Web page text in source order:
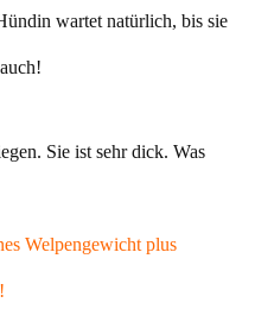
wartet natürlich, bis sie
Sie ist sehr dick. Was
Welpengewicht plus